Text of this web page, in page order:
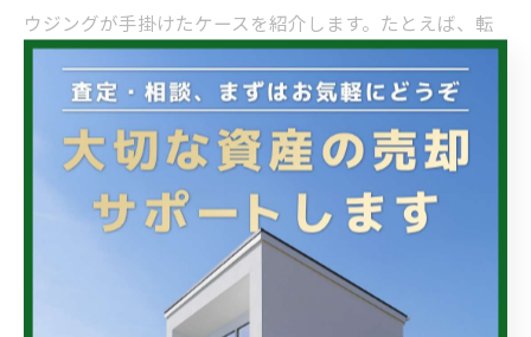
ウジングが手掛けたケースを紹介します。たとえば、転
を希望されたご家族には、複数の候補物件を提案し、内
見から契約までスムーズに対応。結果的に、短期間で理
想的な物件へと住み替えが実現しました。
また、中古住宅の売却と新居購入を同時に進めたい方に
は、売却資金の活用方法やローン相談も含めてトータル
サポートを実施。売却後の生活設計まで見据えた提案に